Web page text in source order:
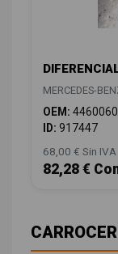
MERCEDES-
OEM:
ID: 917447
68,00 € Sin IVA
82,28 €